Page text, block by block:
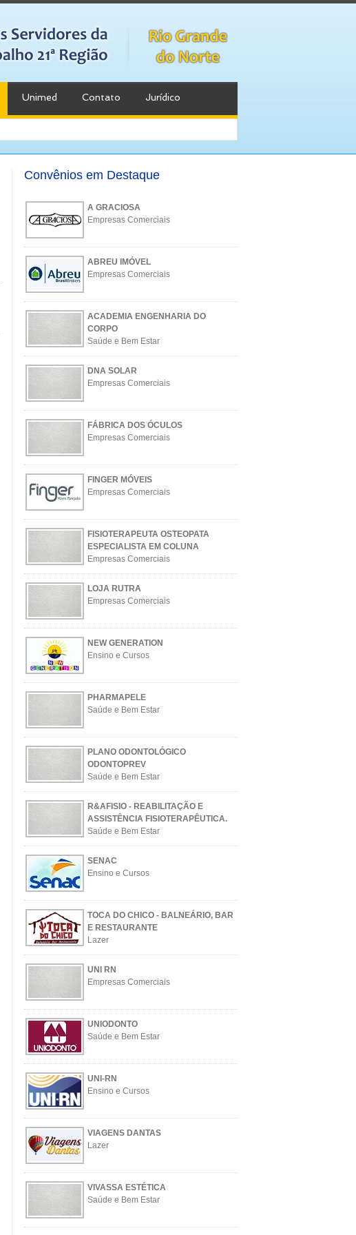
Unimed Contato Jurídico
Convênios em Destaque
A GRACIOSA
Empresas Comerciais
ABREU IMÓVEL
Empresas Comerciais
ACADEMIA ENGENHARIA DO
CORPO
Saúde e Bem Estar
DNA SOLAR
Empresas Comerciais
FÁBRICA DOS ÓCULOS
Empresas Comerciais
FINGER MÓVEIS
Empresas Comerciais
FISIOTERAPEUTA OSTEOPATA
ESPECIALISTA EM COLUNA
Empresas Comerciais
LOJA RUTRA
Empresas Comerciais
NEW GENERATION
Ensino e Cursos
PHARMAPELE
Saúde e Bem Estar
PLANO ODONTOLÓGICO
ODONTOPREV
Saúde e Bem Estar
R&AFISIO - REABILITAÇÃO E
ASSISTÊNCIA FISIOTERAPÊUTICA.
Saúde e Bem Estar
SENAC
Ensino e Cursos
TOCA DO CHICO - BALNEÁRIO, BAR
E RESTAURANTE
Lazer
UNI RN
Empresas Comerciais
UNIODONTO
Saúde e Bem Estar
UNI-RN
Ensino e Cursos
VIAGENS DANTAS
Lazer
VIVASSA ESTÉTICA
Saúde e Bem Estar